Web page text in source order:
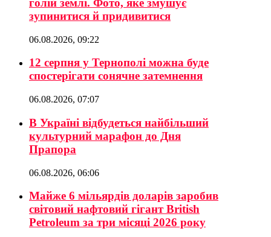
голій землі. Фото, яке змушує
зупинитися й придивитися
06.08.2026, 09:22
12 серпня у Тернополі можна буде
спостерігати сонячне затемнення
06.08.2026, 07:07
В Україні відбудеться найбільший
культурний марафон до Дня
Прапора
06.08.2026, 06:06
Майже 6 мільярдів доларів заробив
світовий нафтовий гігант British
Petroleum за три місяці 2026 року